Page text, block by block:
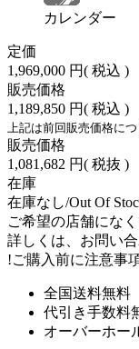
カレンダー
定価
1,969,000 円( 税込 )
販売価格
1,189,850 円( 税込 )
上記は前回販売価格に
販売価格
1,081,682 円( 税抜 )
在庫
在庫なし/Out Of
ご希望の店舗にな
詳しくは、お問い合
!ご購入前に注意事
全国送料無料
代引き手数料
オーバーホー